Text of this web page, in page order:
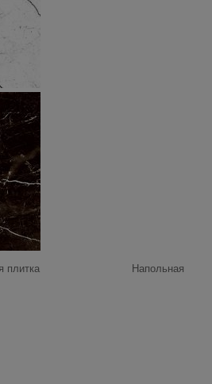
плитка Напольная
7П